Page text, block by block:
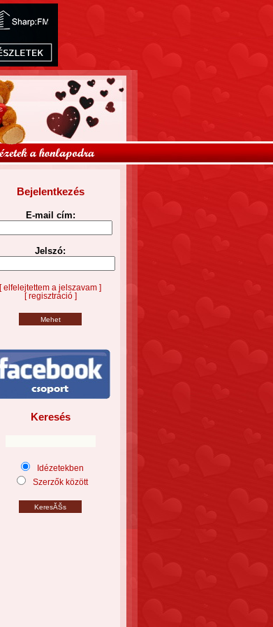
Bejelentkezés
E-mail cím:
Jelszó:
[ elfelejtettem a jelszavam ]
[ regisztráció ]
Keresés
Idézetekben
Szerzők között